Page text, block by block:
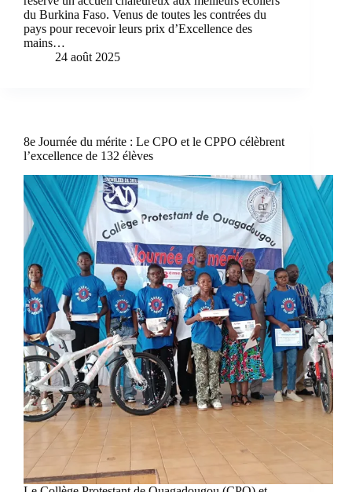
du Burkina Faso. Venus de toutes les contrées du
pays pour recevoir leurs prix d’Excellence des
mains…
24 août 2025
8e Journée du mérite : Le CPO et le CPPO célèbrent
l’excellence de 132 élèves